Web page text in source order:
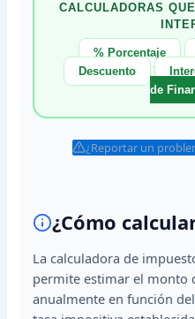
CALCULADORAS
% Porcentaje
Descuento
de
¿Reportar un
¿Cómo
La calculadora de
permite estimar el monto
anualmente en función